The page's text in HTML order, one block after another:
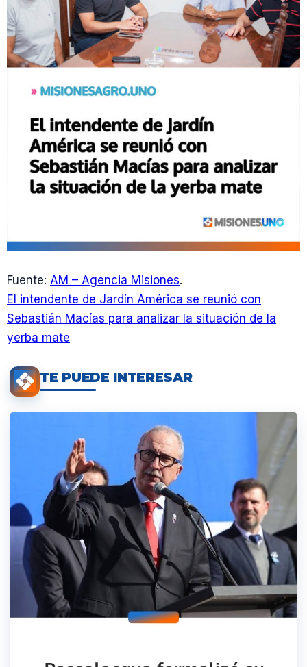
Fuente: AM – Agencia Misiones.
El intendente de Jardín América se reunió con
Sebastián Macías para analizar la situación de la
yerba mate
TE PUEDE INTERESAR